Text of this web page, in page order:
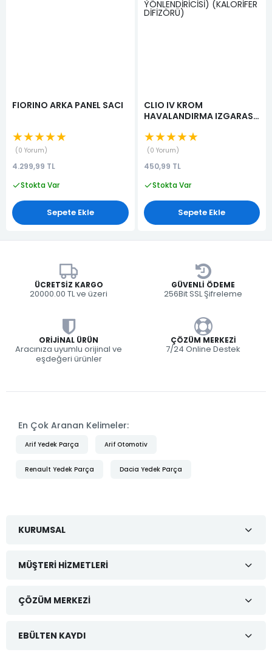
FIORINO ARKA PANEL SACI
★★★★★
0 Yorum
4.299,99 TL
Stokta Var
Sepete Ekle
CLIO IV KROM
HAVALANDIRMA IZGARASI
YÖNLENDİRİCİSİ)
(KALORİFER DİFİZÖRÜ)
★★★★★
0 Yorum
450,99 TL
Stokta Var
Sepete Ekle
ÜCRETSIZ KARGO
20000.00 TL ve üzeri
GÜVENLI ÖDEME
256Bit SSL Şifreleme
ORIJINAL ÜRÜN
Aracınıza uyumlu orijinal ve
eşdeğeri ürünler
ÇÖZÜM MERKEZI
7/24 Online Destek
En Çok Aranan Kelimeler:
Arif Yedek Parça Arif Otomotiv
Renault Yedek Parça Dacia Yedek Parça
KURUMSAL
MÜŞTERI HIZMETLERI
ÇÖZÜM MERKEZI
EBÜLTEN KAYDI